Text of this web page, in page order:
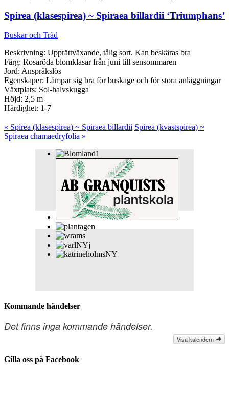
Spirea (klasespirea) ~ Spiraea billardii ‘Triumphans’
Buskar och Träd
Beskrivning: Upprättväxande, tålig sort. Kan beskäras bra
Färg: Rosaröda blomklasar från juni till sensommaren
Jord: Anspråkslös
Egenskaper: Lämpar sig bra för buskage och för stora anläggningar
Växtplats: Sol-halvskugga
Höjd: 2,5 m
Härdighet: 1-7
« Spirea (klasespirea) ~ Spiraea billardii Spirea (kvastspirea) ~
Spiraea chamaedryfolia »
Kommande händelser
Det finns inga kommande händelser.
Visa kalendern
Gilla oss på Facebook